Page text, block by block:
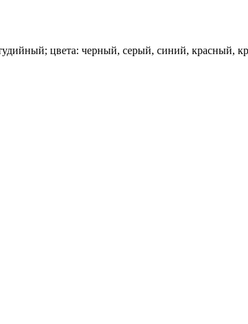
цвета: черный, серый, синий, красный,